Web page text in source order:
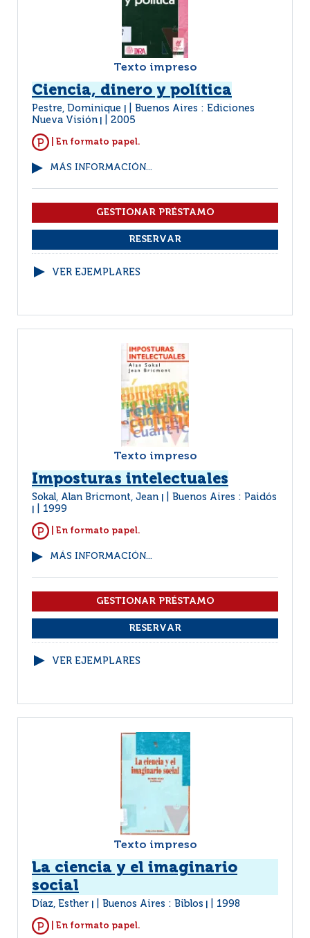
Texto impreso
Ciencia, dinero y política
Pestre, Dominique
Buenos Aires : Ediciones
Nueva Visión
2005
| En formato papel.
MÁS INFORMACIÓN...
VER EJEMPLARES
Texto impreso
Imposturas intelectuales
Sokal, Alan Bricmont, Jean Buenos Aires : Paidós
1999
| En formato papel.
MÁS INFORMACIÓN...
VER EJEMPLARES
Texto impreso
La ciencia y el imaginario
social
Díaz, Esther Buenos Aires : Biblos 1998
| En formato papel.